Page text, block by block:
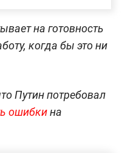
на готовность
когда бы это ни
Путин потребовал
ошибкина